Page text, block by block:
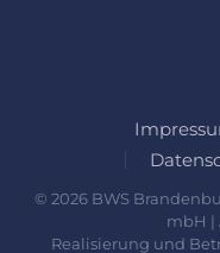
© 2026 BWS
mbH |
Realisierung und